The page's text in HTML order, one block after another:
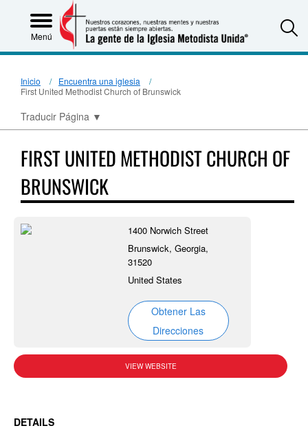
Menú
Inicio
Encuentra una iglesia
First United Methodist Church of Brunswick
Traducir Página ▼
FIRST UNITED METHODIST CHURCH OF
BRUNSWICK
1400 Norwich Street
Brunswick, Georgia,
31520
United States
Obtener Las
Direcciones
VIEW WEBSITE
DETAILS